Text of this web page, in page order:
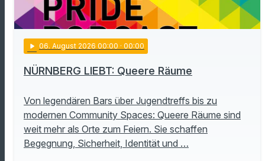
play_arrow 06. August 2026 00:00 · 00:00
NÜRNBERG LIEBT: Queere Räume
Von legendären Bars über Jugendtreffs bis zu
modernen Community Spaces: Queere Räume sind
weit mehr als Orte zum Feiern. Sie schaffen
Begegnung, Sicherheit, Identität und …